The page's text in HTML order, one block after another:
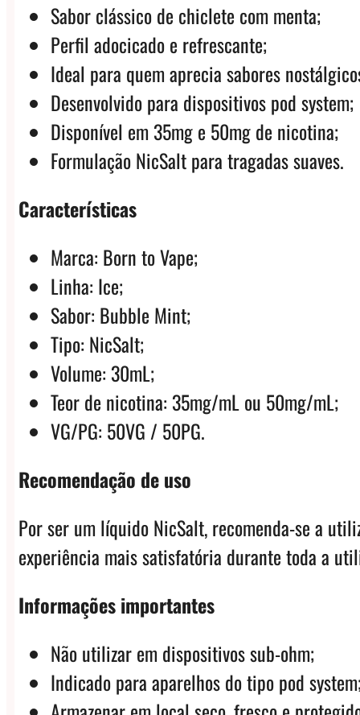
Sabor clássico de chiclete com menta;
Perfil adocicado e refrescante;
Ideal para quem aprecia sabores
Desenvolvido para dispositivos pod system;
Disponível em 35mg e 50mg de nicotina;
Formulação NicSalt para tragadas suaves.
Características
Marca: Born to Vape;
Linha: Ice;
Sabor: Bubble Mint;
Tipo: NicSalt;
Volume: 30mL;
Teor de nicotina: 35mg/mL ou 50mg/mL;
VG/PG: 50VG / 50PG.
Recomendação de uso
Por ser um líquido NicSalt, recomenda-se a
experiência mais satisfatória durante toda a
Informações importantes
Não utilizar em dispositivos sub-ohm;
Indicado para aparelhos do tipo pod